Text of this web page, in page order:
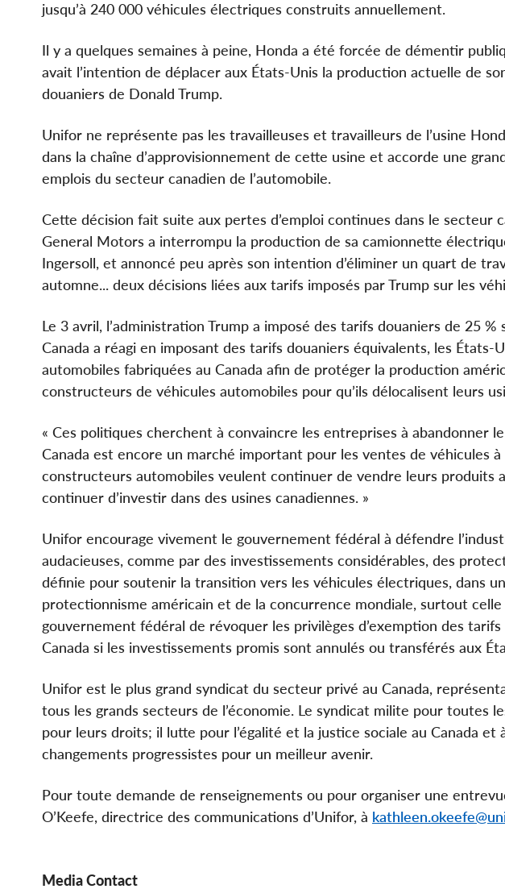
jusqu’à 240 000 véhicules électriques construits annuellement.
Il y a quelques semaines à peine, Honda a été forcée de démentir
avait l’intention de déplacer aux États-Unis la production actuelle de
douaniers de Donald Trump.
Unifor ne représente pas les travailleuses et travailleurs de l’usine
dans la chaîne d’approvisionnement de cette usine et accorde une
emplois du secteur canadien de l’automobile.
Cette décision fait suite aux pertes d’emploi continues dans le secteur
General Motors a interrompu la production de sa camionnette
Ingersoll, et annoncé peu après son intention d’éliminer un quart de
automne... deux décisions liées aux tarifs imposés par Trump sur les
Le 3 avril, l’administration Trump a imposé des tarifs douaniers de 25
Canada a réagi en imposant des tarifs douaniers équivalents, les
automobiles fabriquées au Canada afin de protéger la production
constructeurs de véhicules automobiles pour qu’ils délocalisent leurs
« Ces politiques cherchent à convaincre les entreprises à abandonner
Canada est encore un marché important pour les ventes de véhicules
constructeurs automobiles veulent continuer de vendre leurs produits
continuer d’investir dans des usines canadiennes. »
Unifor encourage vivement le gouvernement fédéral à défendre
audacieuses, comme par des investissements considérables, des
définie pour soutenir la transition vers les véhicules électriques, dans
protectionnisme américain et de la concurrence mondiale, surtout
gouvernement fédéral de révoquer les privilèges d’exemption des
Canada si les investissements promis sont annulés ou transférés aux
Unifor est le plus grand syndicat du secteur privé au Canada,
tous les grands secteurs de l’économie. Le syndicat milite pour toutes
pour leurs droits; il lutte pour l’égalité et la justice sociale au Canada et
changements progressistes pour un meilleur avenir.
Pour toute demande de renseignements ou pour organiser une
O’Keefe, directrice des communications d’Unifor, à
Media Contact